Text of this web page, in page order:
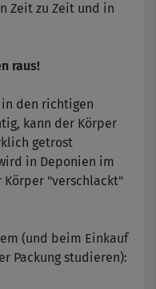
Zeit zu Zeit und in
raus!
den richtigen
kann der Körper
getrost
in Deponien im
Körper "verschlackt"
(und beim Einkauf
Packung studieren):